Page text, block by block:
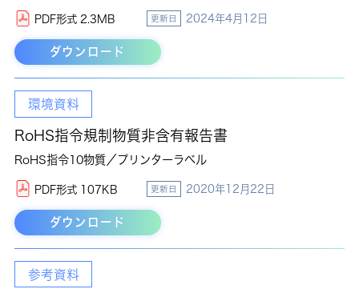
PDF形式 2.3MB 更新日 2024年4月12日
ダウンロード
環境資料
RoHS指令規制物質非含有報告書
RoHS指令10物質／プリンターラベル
PDF形式 107KB 更新日 2020年12月22日
ダウンロード
参考資料